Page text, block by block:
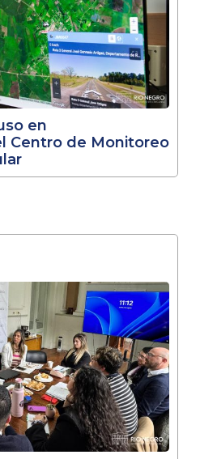
en
Centro de Monitoreo